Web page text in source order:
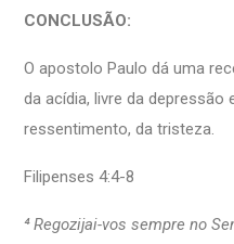
CONCLUSÃO:
O apostolo Paulo dá uma
da acídia, livre da depressão
ressentimento, da tristeza.
Filipenses 4:4-8
⁴ Regozijai-vos sempre no